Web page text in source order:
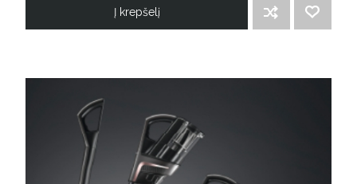
Į krepšelį